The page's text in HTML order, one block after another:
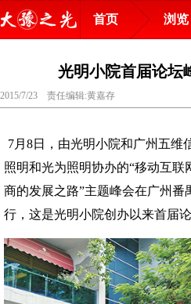
首页 浏览
光明小院首届论坛
2015/7/23 责任编辑:黄嘉存
7月8日，由光明小院和广州五维
照明和光为照明协办的“移动互联
商的发展之路”主题峰会在广州番
行，这是光明小院创办以来首届论